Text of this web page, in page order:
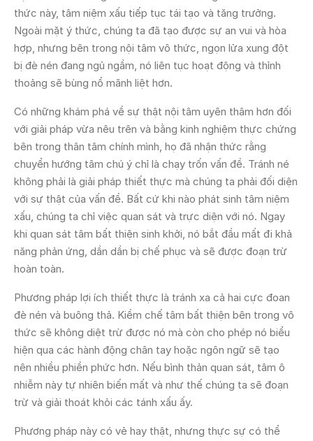
thức này, tâm niệm xấu tiếp tục tái tạo và tăng trưởng.
Ngoài mặt ý thức, chúng ta đã tạo được sự an vui và hòa
hợp, nhưng bên trong nội tâm vô thức, ngọn lửa xung đột
bị đè nén đang ngủ ngầm, nó liên tục hoạt động và thỉnh
thoảng sẽ bùng nổ mãnh liệt hơn.
Có những khám phá về sự thật nội tâm uyên thâm hơn đối
với giải pháp vừa nêu trên và bằng kinh nghiệm thực chứng
bên trong thân tâm chính mình, họ đã nhận thức rằng
chuyển hướng tâm chú ý chỉ là chạy trốn vấn đề. Tránh né
không phải là giải pháp thiết thực mà chúng ta phải đối diện
với sự thật của vấn đề. Bất cứ khi nào phát sinh tâm niệm
xấu, chúng ta chỉ việc quan sát và trực diện với nó. Ngay
khi quan sát tâm bất thiện sinh khởi, nó bắt đầu mất đi khả
năng phản ứng, dần dần bị chế phục và sẽ được đoạn trừ
hoàn toàn.
Phương pháp lợi ích thiết thực là tránh xa cả hai cực đoan
đè nén và buông thả. Kiềm chế tâm bất thiện bên trong vô
thức sẽ không diệt trừ được nó mà còn cho phép nó biểu
hiện qua các hành động chân tay hoặc ngôn ngữ sẽ tạo
nên nhiều phiền phức hơn. Nếu bình thản quan sát, tâm ô
nhiễm này tự nhiên biến mất và như thế chúng ta sẽ đoạn
trừ và giải thoát khỏi các tánh xấu ấy.
Phương pháp này có vẻ hay thật, nhưng thực sự có thể